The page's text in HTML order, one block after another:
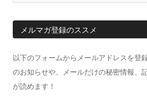
メルマガ登録のススメ
以下のフォームからメールアドレスを登
のお知らせや、メールだけの秘密情報、
が読めます！